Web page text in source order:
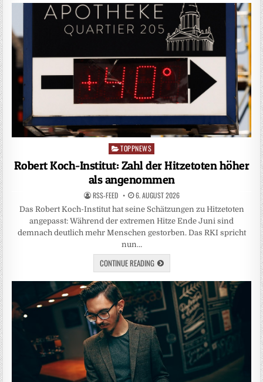
Posted
in
TOPPNEWS
Robert Koch-Institut: Zahl der Hitzetoten höher
als angenommen
RSS-FEED 6. AUGUST 2026
Das Robert Koch-Institut hat seine Schätzungen zu Hitzetoten
angepasst: Während der extremen Hitze Ende Juni sind
demnach deutlich mehr Menschen gestorben. Das RKI spricht
nun…
CONTINUE READING